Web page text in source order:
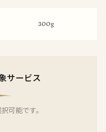
300g
サービス
可能です。